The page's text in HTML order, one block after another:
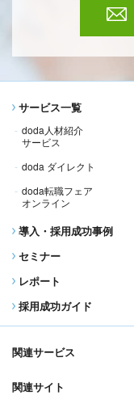
サービス一覧
doda人材紹介
サービス
doda ダイレクト
doda転職フェア
オンライン
導入・採用成功事例
セミナー
レポート
採用成功ガイド
関連サービス
関連サイト